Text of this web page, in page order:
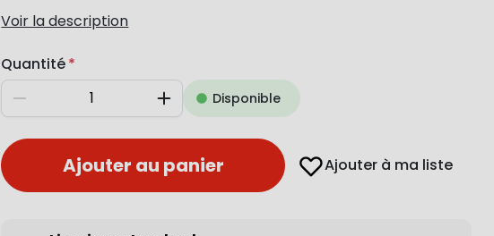
Voir la description
Quantité
Diminuer AugmenterDisponible
Ajouter au panier Ajouter à ma liste